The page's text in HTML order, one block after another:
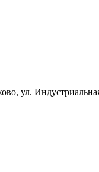
ул.